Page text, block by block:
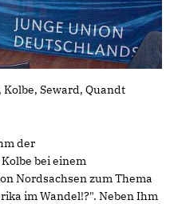
Seward, Quandt
der
bei einem
Nordsachsen zum Thema
im Wandel!?". Neben Ihm